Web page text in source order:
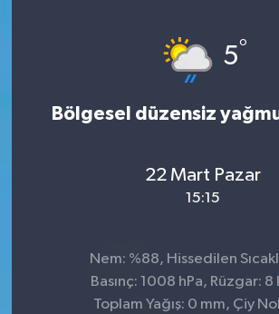
5°
Bölgesel düzensiz
22 Mart Pazar
15:15
Nem: %88, Hissedilen
Basınç: 1008 hPa, Rüzgar:
Toplam Yağış: 0 mm, Çiy